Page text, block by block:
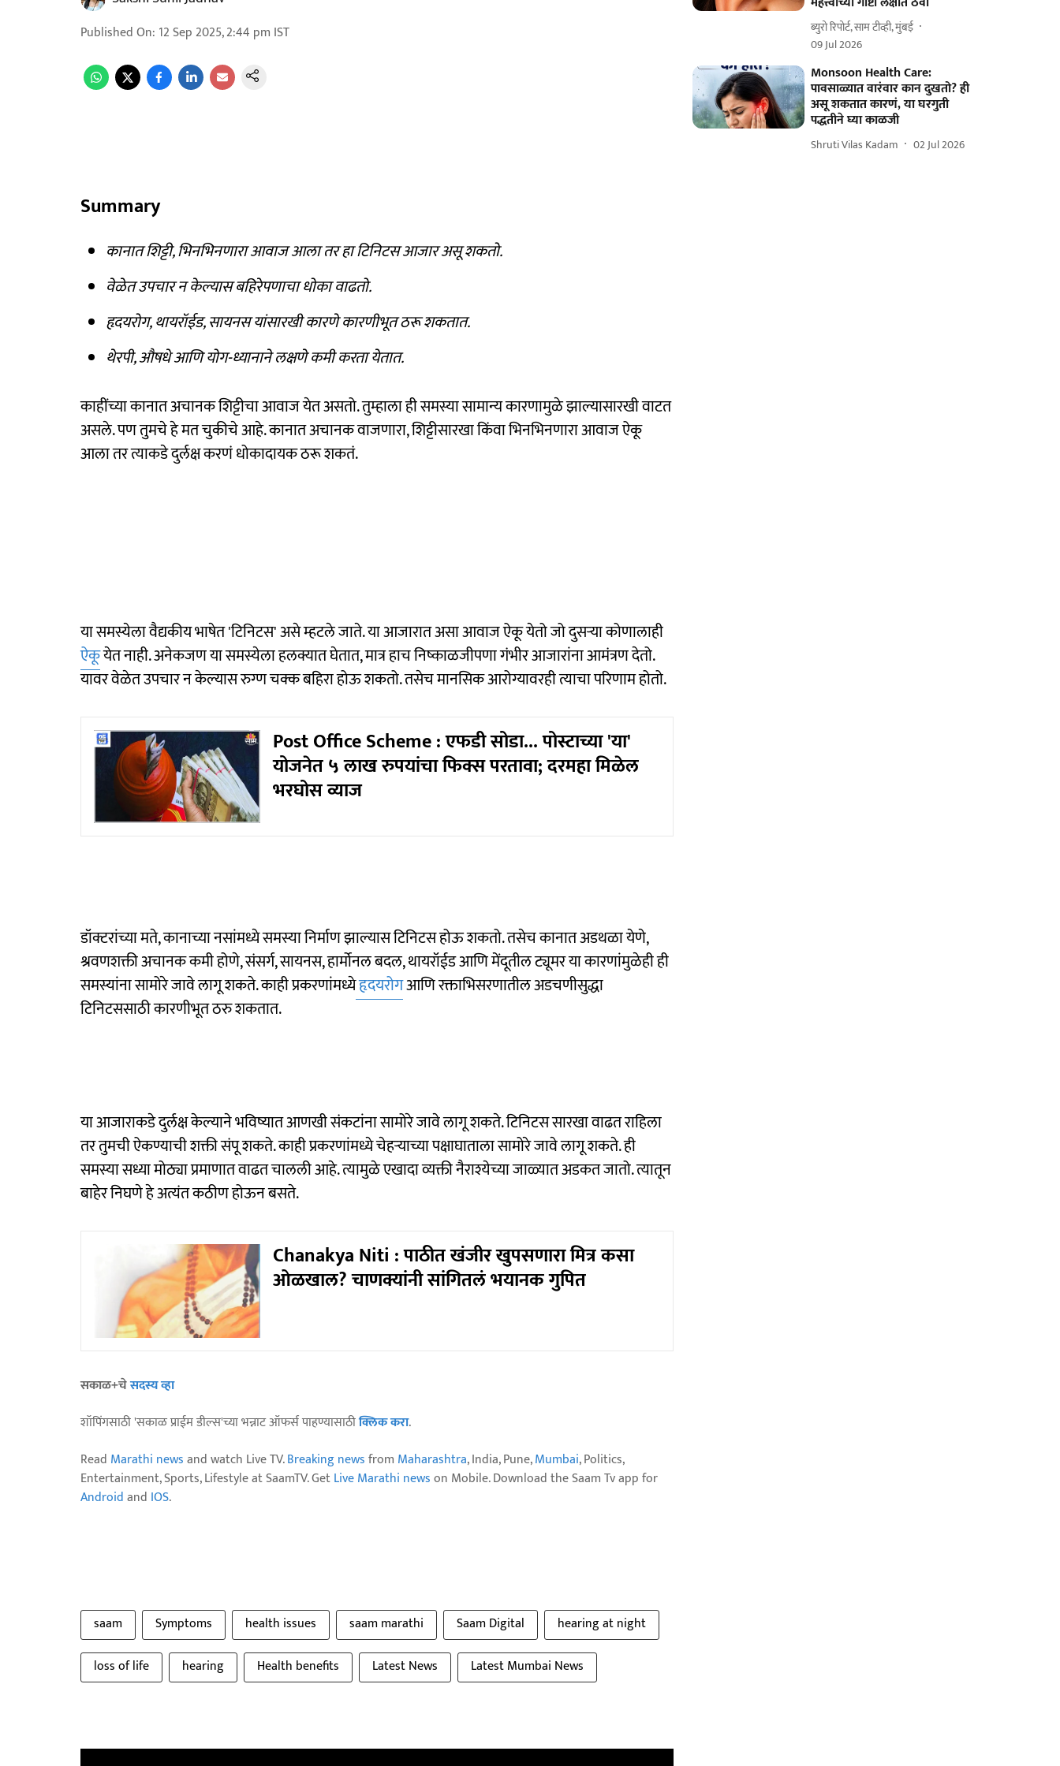
Published On: 12 Sep 2025, 2:44 pm IST
Summary
कानात शिट्टी, भिनभिनणारा आवाज आला तर हा टिनिटस आजार असू शकतो.
वेळेत उपचार न केल्यास बहिरेपणाचा धोका वाढतो.
हृदयरोग, थायरॉईड, सायनस यांसारखी कारणे कारणीभूत ठरू शकतात.
थेरपी, औषधे आणि योग-ध्यानाने लक्षणे कमी करता येतात.
काहींच्या कानात अचानक शिट्टीचा आवाज येत असतो. तुम्हाला ही समस्या सामान्य कारणामुळे झाल्यासारखी वाटत
असले. पण तुमचे हे मत चुकीचे आहे. कानात अचानक वाजणारा, शिट्टीसारखा किंवा भिनभिनणारा आवाज ऐकू
आला तर त्याकडे दुर्लक्ष करणं धोकादायक ठरू शकतं.
या समस्येला वैद्यकीय भाषेत 'टिनिटस' असे म्हटले जाते. या आजारात असा आवाज ऐकू येतो जो दुसऱ्या कोणालाही
ऐकूयेत नाही. अनेकजण या समस्येला हलक्यात घेतात, मात्र हाच निष्काळजीपणा गंभीर आजारांना आमंत्रण देतो.
यावर वेळेत उपचार न केल्यास रुग्ण चक्क बहिरा होऊ शकतो. तसेच मानसिक आरोग्यावरही त्याचा परिणाम होतो.
Post Office Scheme : एफडी सोडा... पोस्टाच्या 'या'
योजनेत ५ लाख रुपयांचा फिक्स परतावा; दरमहा मिळेल
भरघोस व्याज
डॉक्टरांच्या मते, कानाच्या नसांमध्ये समस्या निर्माण झाल्यास टिनिटस होऊ शकतो. तसेच कानात अडथळा येणे,
श्रवणशक्ती अचानक कमी होणे, संसर्ग, सायनस, हार्मोनल बदल, थायरॉईड आणि मेंदूतील ट्यूमर या कारणांमुळेही ही
समस्यांना सामोरे जावे लागू शकते. काही प्रकरणांमध्येहृदयरोगआणि रक्ताभिसरणातील अडचणीसुद्धा
टिनिटससाठी कारणीभूत ठरु शकतात.
या आजाराकडे दुर्लक्ष केल्याने भविष्यात आणखी संकटांना सामोरे जावे लागू शकते. टिनिटस सारखा वाढत राहिला
तर तुमची ऐकण्याची शक्ती संपू शकते. काही प्रकरणांमध्ये चेहऱ्याच्या पक्षाघाताला सामोरे जावे लागू शकते. ही
समस्या सध्या मोठ्या प्रमाणात वाढत चालली आहे. त्यामुळे एखादा व्यक्ती नैराश्येच्या जाळ्यात अडकत जातो. त्यातून
बाहेर निघणे हे अत्यंत कठीण होऊन बसते.
Chanakya Niti : पाठीत खंजीर खुपसणारा मित्र कसा
ओळखाल? चाणक्यांनी सांगितलं भयानक गुपित
सकाळ+चेसदस्य व्हा
शॉपिंगसाठी 'सकाळ प्राईम डील्स'च्या भन्नाट ऑफर्स पाहण्यासाठीक्लिक करा.
Read Marathi newsand watch Live TV.Breaking newsfrom Maharashtra, India, Pune,Mumbai, Politics,
Entertainment, Sports, Lifestyle at SaamTV. GetLive Marathi newson Mobile. Download the Saam Tv app for
Androidand IOS.
saam Symptoms health issues saam marathi Saam Digital
hearing at night
loss of life
hearing Health benefits Latest News Latest Mumbai News
ब्युरो रिपोर्ट, साम टीव्ही, मुंबई
09 Jul 2026
Monsoon Health Care:
पावसाळ्यात वारंवार कान दुखतो? ही
असू शकतात कारणं, या घरगुती
पद्धतीने घ्या काळजी
Shruti Vilas Kadam 02 Jul 2026